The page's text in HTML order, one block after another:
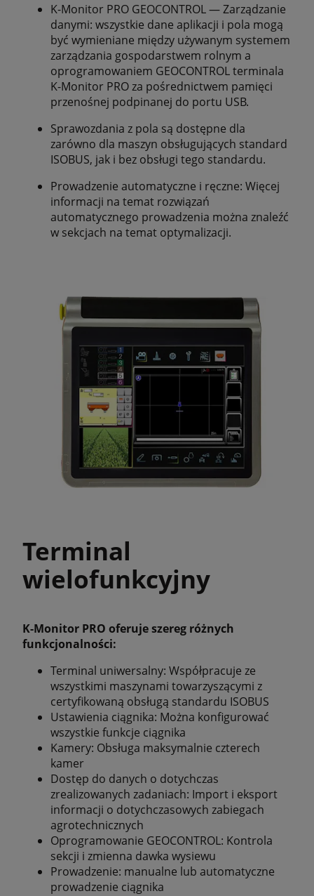
K-Monitor PRO GEOCONTROL — Zarządzanie
danymi: wszystkie dane aplikacji i pola mogą
być wymieniane między używanym systemem
zarządzania gospodarstwem rolnym a
oprogramowaniem GEOCONTROL terminala
K-Monitor PRO za pośrednictwem pamięci
przenośnej podpinanej do portu USB.
Sprawozdania z pola są dostępne dla
zarówno dla maszyn obsługujących standard
ISOBUS, jak i bez obsługi tego standardu.
Prowadzenie automatyczne i ręczne: Więcej
informacji na temat rozwiązań
automatycznego prowadzenia można znaleźć
w sekcjach na temat optymalizacji.
Terminal
wielofunkcyjny
K-Monitor PRO oferuje szereg różnych
funkcjonalności:
Terminal uniwersalny: Współpracuje ze
wszystkimi maszynami towarzyszącymi z
certyfikowaną obsługą standardu ISOBUS
Ustawienia ciągnika: Można konfigurować
wszystkie funkcje ciągnika
Kamery: Obsługa maksymalnie czterech
kamer
Dostęp do danych o dotychczas
zrealizowanych zadaniach: Import i eksport
informacji o dotychczasowych zabiegach
agrotechnicznych
Oprogramowanie GEOCONTROL: Kontrola
sekcji i zmienna dawka wysiewu
Prowadzenie: manualne lub automatyczne
prowadzenie ciągnika